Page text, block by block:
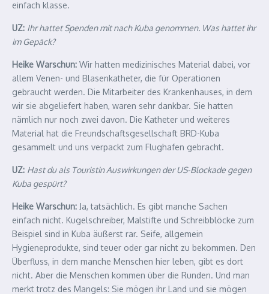
einfach klasse.
UZ: Ihr hattet Spenden mit nach Kuba genommen. Was hattet ihr
im Gepäck?
Heike Warschun: Wir hatten medizinisches Material dabei, vor
allem Venen- und Blasenkatheter, die für Operationen
gebraucht werden. Die Mitarbeiter des Krankenhauses, in dem
wir sie abgeliefert haben, waren sehr dankbar. Sie hatten
nämlich nur noch zwei davon. Die Katheter und weiteres
Material hat die Freundschaftsgesellschaft BRD-Kuba
gesammelt und uns verpackt zum Flughafen gebracht.
UZ: Hast du als Touristin Auswirkungen der US-Blockade gegen
Kuba gespürt?
Heike Warschun: Ja, tatsächlich. Es gibt manche Sachen
einfach nicht. Kugelschreiber, Malstifte und Schreibblöcke zum
Beispiel sind in Kuba äußerst rar. Seife, allgemein
Hygieneprodukte, sind teuer oder gar nicht zu bekommen. Den
Überfluss, in dem manche Menschen hier leben, gibt es dort
nicht. Aber die Menschen kommen über die Runden. Und man
merkt trotz des Mangels: Sie mögen ihr Land und sie mögen